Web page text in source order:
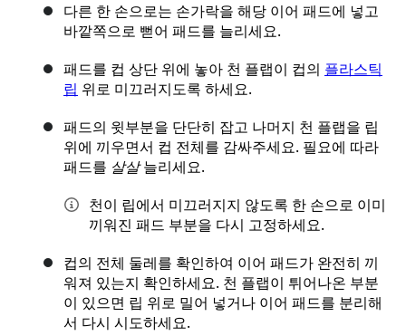
다른 한 손으로는 손가락을 해당 이어 패드에 넣고
바깥쪽으로 뻗어 패드를 늘리세요.
패드를 컵 상단 위에 놓아 천 플랩이 컵의 플라스틱
립 위로 미끄러지도록 하세요.
패드의 윗부분을 단단히 잡고 나머지 천 플랩을 립
위에 끼우면서 컵 전체를 감싸주세요. 필요에 따라
패드를 살살늘리세요.
천이 립에서 미끄러지지 않도록 한 손으로 이미
끼워진 패드 부분을 다시 고정하세요.
컵의 전체 둘레를 확인하여 이어 패드가 완전히 끼
워져 있는지 확인하세요. 천 플랩이 튀어나온 부분
이 있으면 립 위로 밀어 넣거나 이어 패드를 분리해
서 다시 시도하세요.